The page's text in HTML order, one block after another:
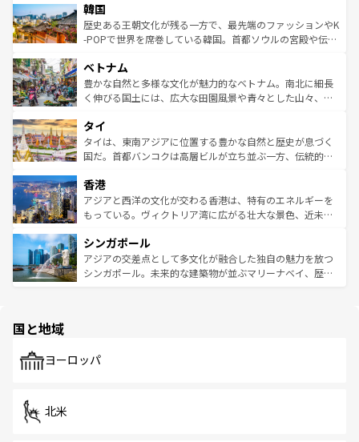
ワイを、存分に味わってほしい。 なお、新着のハワイ情報
はコンテンツ一覧を参照してほしい。
いる。アクティビティも充実しており、サーフィンやダイ
ビング、ハイキングなど、アウトドア好きにはたまらな
い。オーストラリアの多彩な魅力を存分に味わいつくそ
参照してほしい。
ン）、静ひつな山岳地帯である台湾東部など、都市の喧騒
と山間の静けさが共存しており、訪れる人に新しい発見と
驚きをもたらしてくれる。また、奥深い台湾の食文化も魅
容にもいいと評判のスイーツなど、バラエティ豊かな料理
が味わえる。 なお、新着の台湾情報は コンテンツ一覧を参
照してほしい。
韓国
歴史ある王朝文化が残る一方で、最先端のファッションやK
-POPで世界を席巻している韓国。首都ソウルの宮殿や伝統
き、地方に足を延ばせば四季折々の自然美を楽しむことが
できる。そして、キムチや焼肉、絶品のストリートフード
まで、さまざまな韓国料理が待っている。夜には、韓国な
リティに包まれながら、韓国の多彩な魅力を心ゆくまで味
わってみてほしい。 なお、新着の韓国情報はコンテンツ一
覧を参照してほしい。
ベトナム
豊かな自然と多様な文化が魅力的なベトナム。南北に細長
く伸びる国土には、広大な田園風景や青々とした山々、世
急速な発展と共に伝統が息づく。ハノイの古い町並みやホ
ーチミン市のフランス統治時代の建物も、独特の雰囲気を
醸し出している。また、バラエティの豊かさとおいしさで
とつ。フォーやバインミー、ベトナムコーヒーなどは、ぜ
ひ現地で味わいたい。どの地域を訪れてもあたたかい人々
が旅行者を迎えてくれるので、きっと忘れられない旅にな
参照してほしい。
タイ
タイは、東南アジアに位置する豊かな自然と歴史が息づく
国だ。首都バンコクは高層ビルが立ち並ぶ一方、伝統的な
の活気が交差している。北部ではチェンマイなどの山岳地
帯で自然と触れ合い、南部ではプーケットやクラビの美し
いビーチでリゾート気分を楽しむことができる。タイ料理
激する。気候は一年中温暖で、どの季節にも異なる楽しみ
が待っている。親しみやすいタイの人々、仏教を中心とし
た文化、そして多様な観光資源が、訪れる旅人を魅了し続
香港
アジアと西洋の文化が交わる香港は、特有のエネルギーを
もっている。ヴィクトリア湾に広がる壮大な景色、近未来
み、どこを訪れても感動するはず。観光スポットが密集し
ており、効率よく見どころを回れるのも魅力。息をのむよ
うな絶景から文化的な体験まで、香港を存分に楽しみ尽く
シンガポール
アジアの交差点として多文化が融合した独自の魅力を放つ
シンガポール。未来的な建築物が並ぶマリーナベイ、歴史
で、ホーカーズは地元の風情を楽しめる外せないスポット
国と地域
ヨーロッパ
北米